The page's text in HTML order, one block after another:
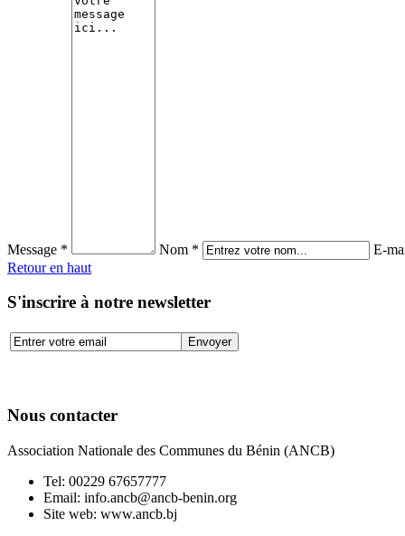
Message * Nom *
E-
Retour en haut
S'inscrire à notre newsletter
Nous contacter
Association Nationale des Communes du Bénin (ANCB)
Tel: 00229 67657777
Email: info.ancb@ancb-benin.org
Site web: www.ancb.bj